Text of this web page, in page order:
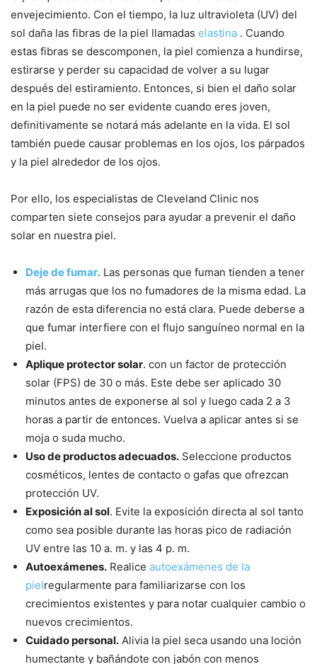
envejecimiento. Con el tiempo, la luz ultravioleta (UV) del
sol daña las fibras de la piel llamadas elastina . Cuando
estas fibras se descomponen, la piel comienza a hundirse,
estirarse y perder su capacidad de volver a su lugar
después del estiramiento. Entonces, si bien el daño solar
en la piel puede no ser evidente cuando eres joven,
definitivamente se notará más adelante en la vida. El sol
también puede causar problemas en los ojos, los párpados
y la piel alrededor de los ojos.
Por ello, los especialistas de Cleveland Clinic nos
comparten siete consejos para ayudar a prevenir el daño
solar en nuestra piel.
Deje de fumar. Las personas que fuman tienden a tener
más arrugas que los no fumadores de la misma edad. La
razón de esta diferencia no está clara. Puede deberse a
que fumar interfiere con el flujo sanguíneo normal en la
piel.
Aplique protector solar. con un factor de protección
solar (FPS) de 30 o más. Este debe ser aplicado 30
minutos antes de exponerse al sol y luego cada 2 a 3
horas a partir de entonces. Vuelva a aplicar antes si se
moja o suda mucho.
Uso de productos adecuados. Seleccione productos
cosméticos, lentes de contacto o gafas que ofrezcan
protección UV.
Exposición al sol. Evite la exposición directa al sol tanto
como sea posible durante las horas pico de radiación
UV entre las 10 a. m. y las 4 p. m.
Autoexámenes. Realice autoexámenes de la
pielregularmente para familiarizarse con los
crecimientos existentes y para notar cualquier cambio o
nuevos crecimientos.
Cuidado personal. Alivia la piel seca usando una loción
humectante y bañándote con jabón con menos